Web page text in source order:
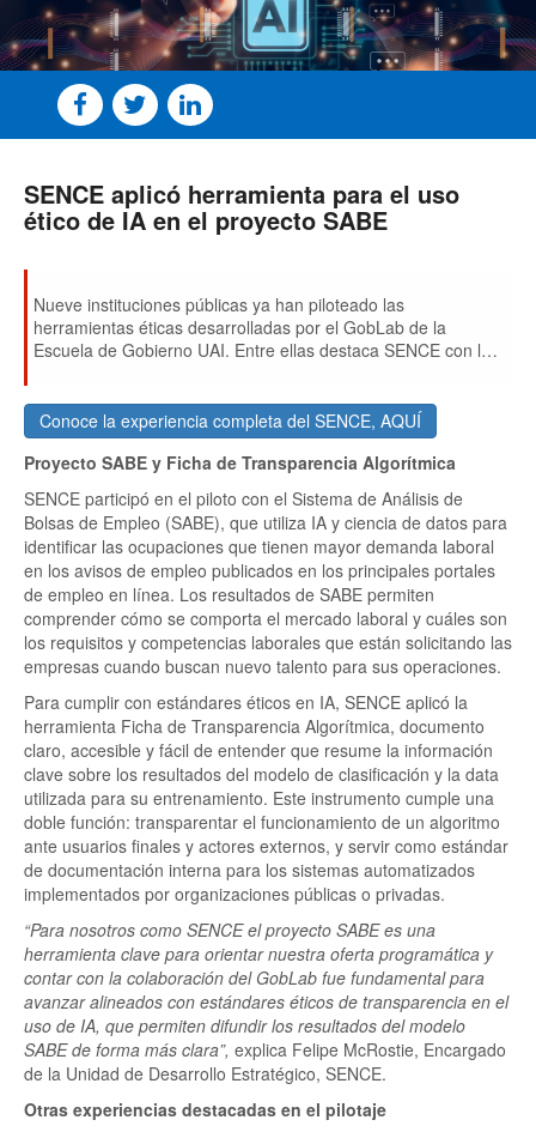
SENCE aplicó herramienta para el uso
ético de IA en el proyecto SABE
Nueve instituciones públicas ya han piloteado las
herramientas éticas desarrolladas por el GobLab de la
Escuela de Gobierno UAI. Entre ellas destaca SENCE con la
Conoce la experiencia completa del SENCE, AQUÍ
Proyecto SABE y Ficha de Transparencia Algorítmica
SENCE participó en el piloto con el Sistema de Análisis de
Bolsas de Empleo (SABE), que utiliza IA y ciencia de datos para
identificar las ocupaciones que tienen mayor demanda laboral
en los avisos de empleo publicados en los principales portales
de empleo en línea. Los resultados de SABE permiten
comprender cómo se comporta el mercado laboral y cuáles son
los requisitos y competencias laborales que están solicitando las
empresas cuando buscan nuevo talento para sus operaciones.
Para cumplir con estándares éticos en IA, SENCE aplicó la
herramienta Ficha de Transparencia Algorítmica, documento
claro, accesible y fácil de entender que resume la información
clave sobre los resultados del modelo de clasificación y la data
utilizada para su entrenamiento. Este instrumento cumple una
doble función: transparentar el funcionamiento de un algoritmo
ante usuarios finales y actores externos, y servir como estándar
de documentación interna para los sistemas automatizados
implementados por organizaciones públicas o privadas.
“Para nosotros como SENCE el proyecto SABE es una
herramienta clave para orientar nuestra oferta programática y
contar con la colaboración del GobLab fue fundamental para
avanzar alineados con estándares éticos de transparencia en el
uso de IA, que permiten difundir los resultados del modelo
SABE de forma más clara”, explica Felipe McRostie, Encargado
de la Unidad de Desarrollo Estratégico, SENCE.
Otras experiencias destacadas en el pilotaje